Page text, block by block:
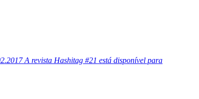
A revista Hashitag #21 está disponível para